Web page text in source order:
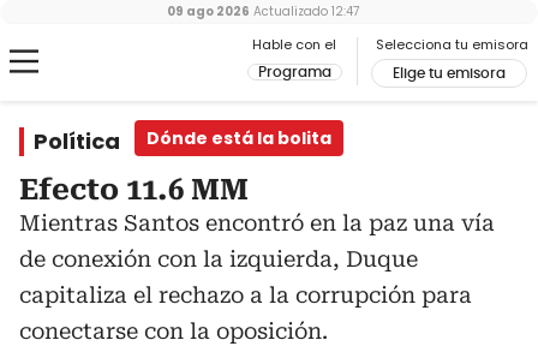
Hable con el
Programa
Selecciona tu emisora
Elige tu emisora
09 ago 2026 Actualizado 12:47
Política Dónde está la bolita
Efecto 11.6 MM
Mientras Santos encontró en la paz una vía
de conexión con la izquierda, Duque
capitaliza el rechazo a la corrupción para
conectarse con la oposición.